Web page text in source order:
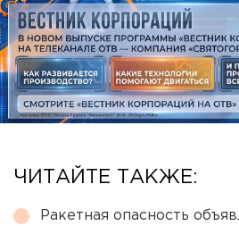
ЧИТАЙТЕ ТАКЖЕ:
Ракетная опасность